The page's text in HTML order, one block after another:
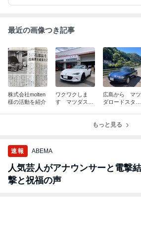
最近の画像つき記事
株式会社molten
様の活動を紹介
ワクワクしま
す マツダスピ
広島から マツ
ダロードスター
もっと見る
速報 ABEMA
人気芸人がアナウンサーと電撃
撃と祝福の声